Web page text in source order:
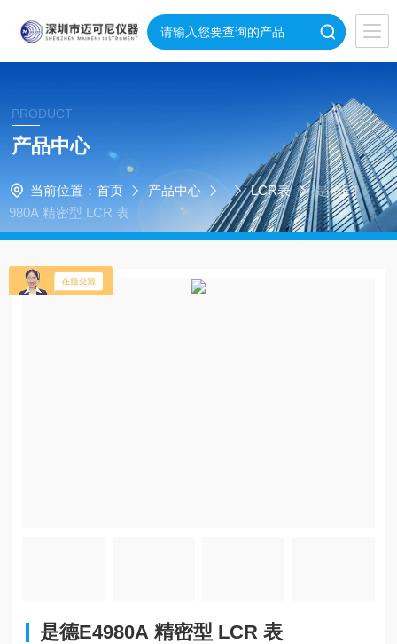
PRODUCT
产品中心
当前位置： 首页 产品中心 LCR表
是德E4
980A 精密型 LCR 表
是德E4980A 精密型 LCR 表